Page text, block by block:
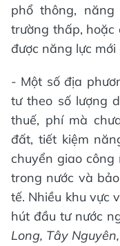
phổ thông,
trường thấp, hoặc
được năng lực
- Một số địa
tư theo số lượng
thuế, phí mà
đất, tiết kiệm
chuyển giao
trong nước và
tế. Nhiều khu vực
hút đầu tư nước
Long, Tây